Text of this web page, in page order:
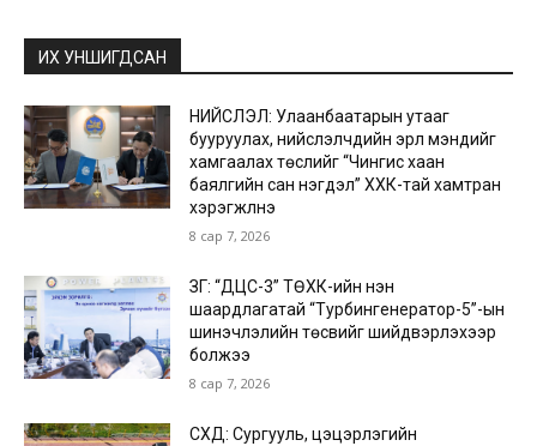
ИХ УНШИГДСАН
НИЙСЛЭЛ: Улаанбаатарын утааг
бууруулах, нийслэлчүүдийн эрүүл мэндийг
хамгаалах төслийг “Чингис хаан
баялгийн сан нэгдэл” ХХК-тай хамтран
хэрэгжүүлнэ
8 сар 7, 2026
ЗГ: “ДЦС-3” ТӨХК-ийн нэн
шаардлагатай “Турбингенератор-5”-ын
шинэчлэлийн төсвийг шийдвэрлэхээр
болжээ
8 сар 7, 2026
СХД: Сургууль, цэцэрлэгийн